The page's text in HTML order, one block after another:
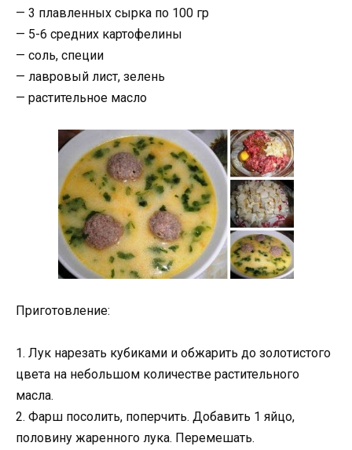
— 3 плавленных сырка по 100 гр
— 5-6 средних картофелины
— соль, специи
— лавровый лист, зелень
— растительное масло
Приготовление:
1. Лук нарезать кубиками и обжарить до золотистого
цвета на небольшом количестве растительного
масла.
2. Фарш посолить, поперчить. Добавить 1 яйцо,
половину жаренного лука. Перемешать.